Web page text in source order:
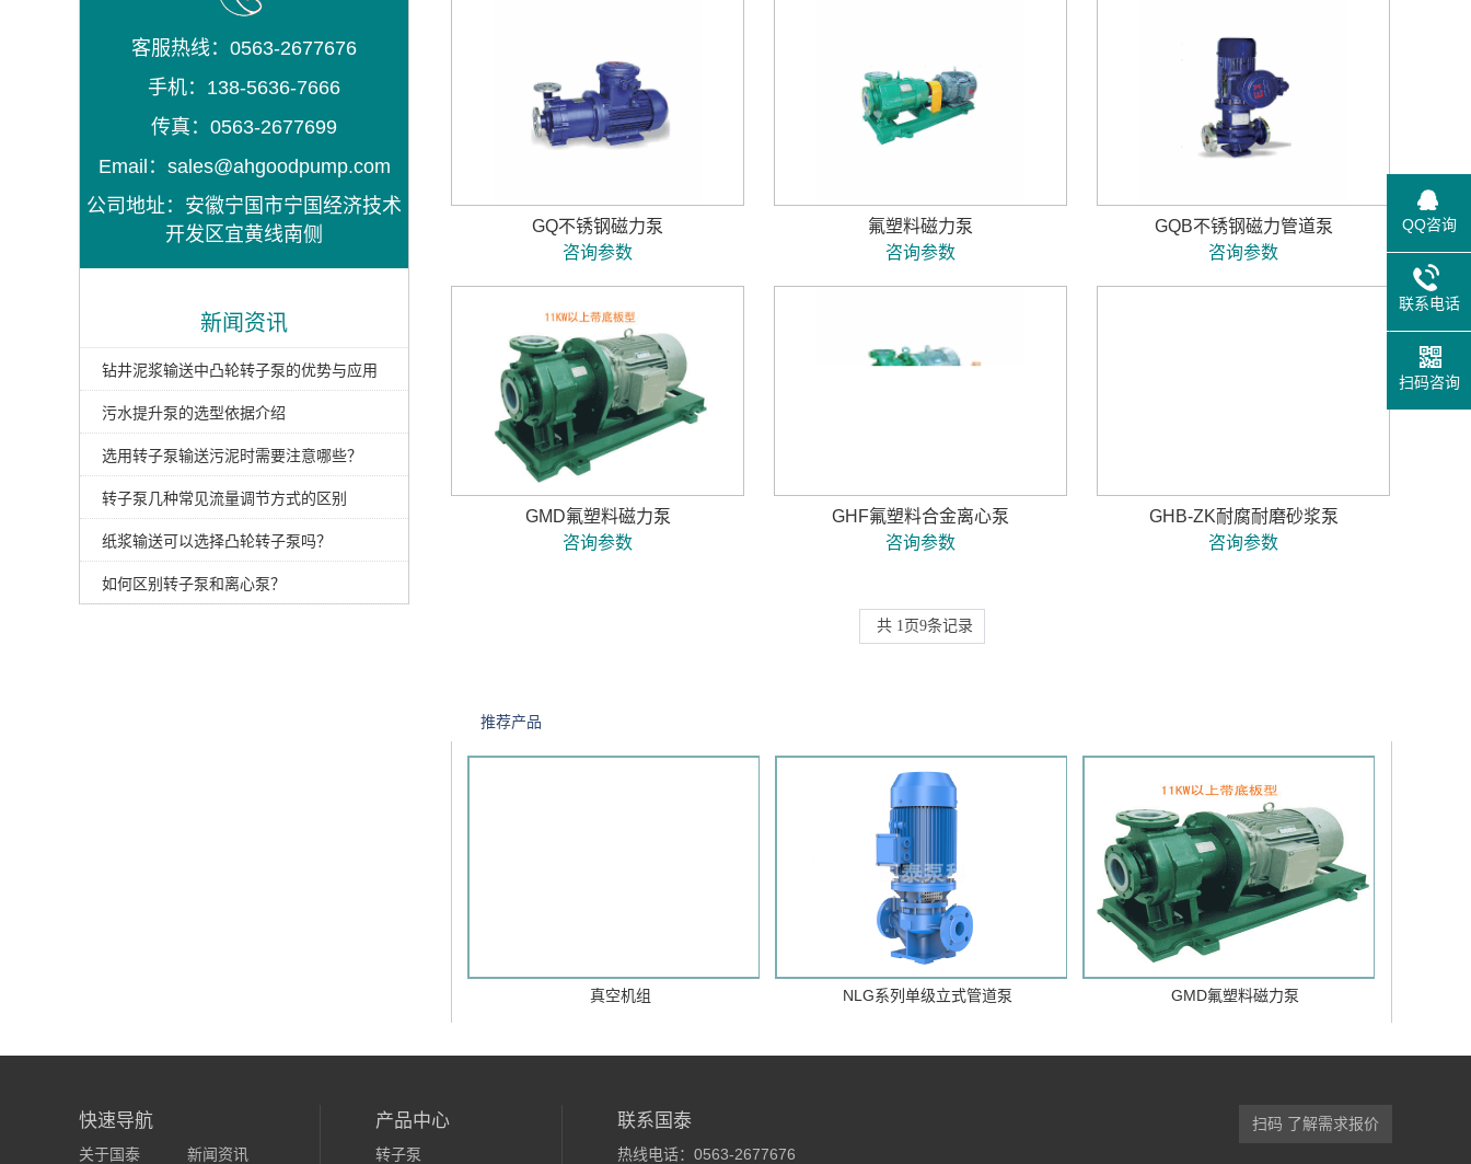
客服热线：0563-2677676
手机：138-5636-7666
传真：0563-2677699
Email：sales@ahgoodpump.com
公司地址：安徽宁国市宁国经济技术
开发区宜黄线南侧
新闻资讯
钻井泥浆输送中凸轮转子泵的优势与应用
污水提升泵的选型依据介绍
选用转子泵输送污泥时需要注意哪些？
转子泵几种常见流量调节方式的区别
纸浆输送可以选择凸轮转子泵吗？
如何区别转子泵和离心泵？
GQ不锈钢磁力泵
咨询参数
氟塑料磁力泵
咨询参数
GQB不锈钢磁力管道泵
咨询参数
GMD氟塑料磁力泵
咨询参数
GHF氟塑料合金离心泵
咨询参数
GHB-ZK耐腐耐磨砂浆泵
咨询参数
共 1 页9条记录
推荐产品
真空机组 NLG系列单级立式管道泵 GMD氟塑料磁力泵
快速导航
关于国泰 新闻资讯
产品中心
转子泵
联系国泰
热线电话：0563-2677676
扫码 了解需求报价
QQ咨询
联系电话
扫码咨询